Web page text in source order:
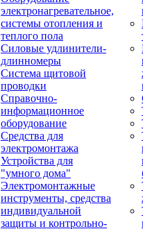
электронагревательное,
системы отопления и
теплого пола
Силовые удлинители-
длинномеры
Система щитовой
проводки
Справочно-
информационное
оборудование
Средства для
электромонтажа
Устройства для
"умного дома"
Электромонтажные
инструменты, средства
индивидуальной
защиты и контрольно-